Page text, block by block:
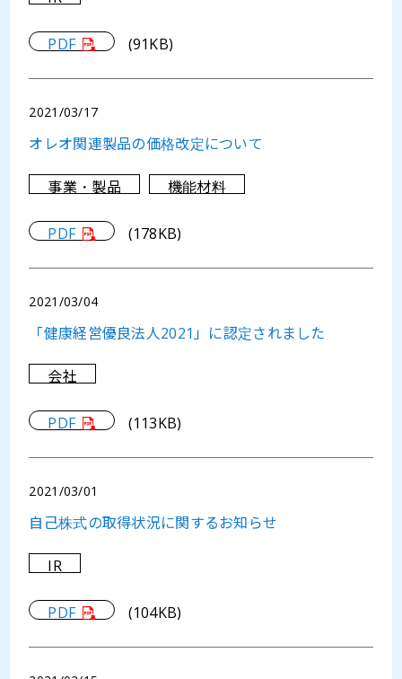
PDF (91KB)
2021/03/17
オレオ関連製品の価格改定について
事業・製品 機能材料
PDF (178KB)
2021/03/04
「健康経営優良法人2021」に認定されました
会社
PDF (113KB)
2021/03/01
自己株式の取得状況に関するお知らせ
IR
PDF (104KB)